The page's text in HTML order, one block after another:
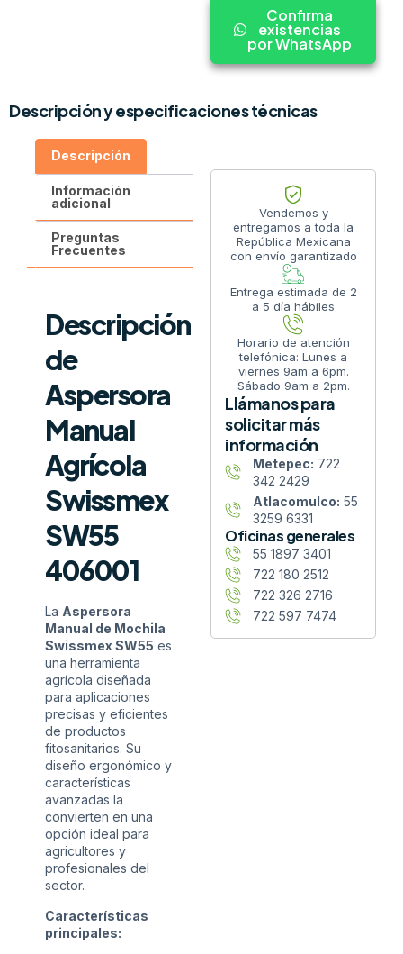
Confirma
existencias
por WhatsApp
Descripción y especificaciones técnicas
Descripción
Información
adicional
Preguntas
Frecuentes
Descripción
de
Aspersora
Manual
Agrícola
Swissmex
SW55
406001
La Aspersora
Manual de Mochila
Swissmex SW55 es
una herramienta
agrícola diseñada
para aplicaciones
precisas y eficientes
de productos
fitosanitarios. Su
diseño ergonómico y
características
avanzadas la
convierten en una
opción ideal para
agricultores y
profesionales del
sector.
Características
principales:
Vendemos y
entregamos a toda la
República Mexicana
con envío garantizado
Entrega estimada de 2
a 5 día hábiles
Horario de atención
telefónica: Lunes a
viernes 9am a 6pm.
Sábado 9am a 2pm.
Llámanos para
solicitar más
información
Metepec: 722
342 2429
Atlacomulco: 55
3259 6331
Oficinas generales
55 1897 3401
722 180 2512
722 326 2716
722 597 7474